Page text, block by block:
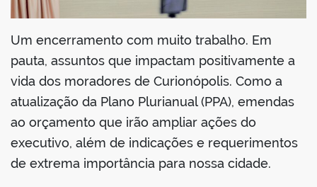
Um encerramento com muito trabalho. Em
pauta, assuntos que impactam positivamente a
vida dos moradores de Curionópolis. Como a
atualização da Plano Plurianual (PPA), emendas
ao orçamento que irão ampliar ações do
executivo, além de indicações e requerimentos
de extrema importância para nossa cidade.